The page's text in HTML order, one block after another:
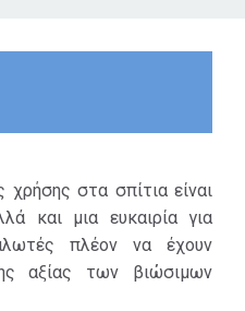
(Νεανικό κοινό
κοινό, που πρέπει
από πολύ νωρίς
συνειδητοποιήσει
χρήσης στα σπίτια είναι
και μια ευκαιρία για
πλέον να έχουν
αξίας των βιώσιμων